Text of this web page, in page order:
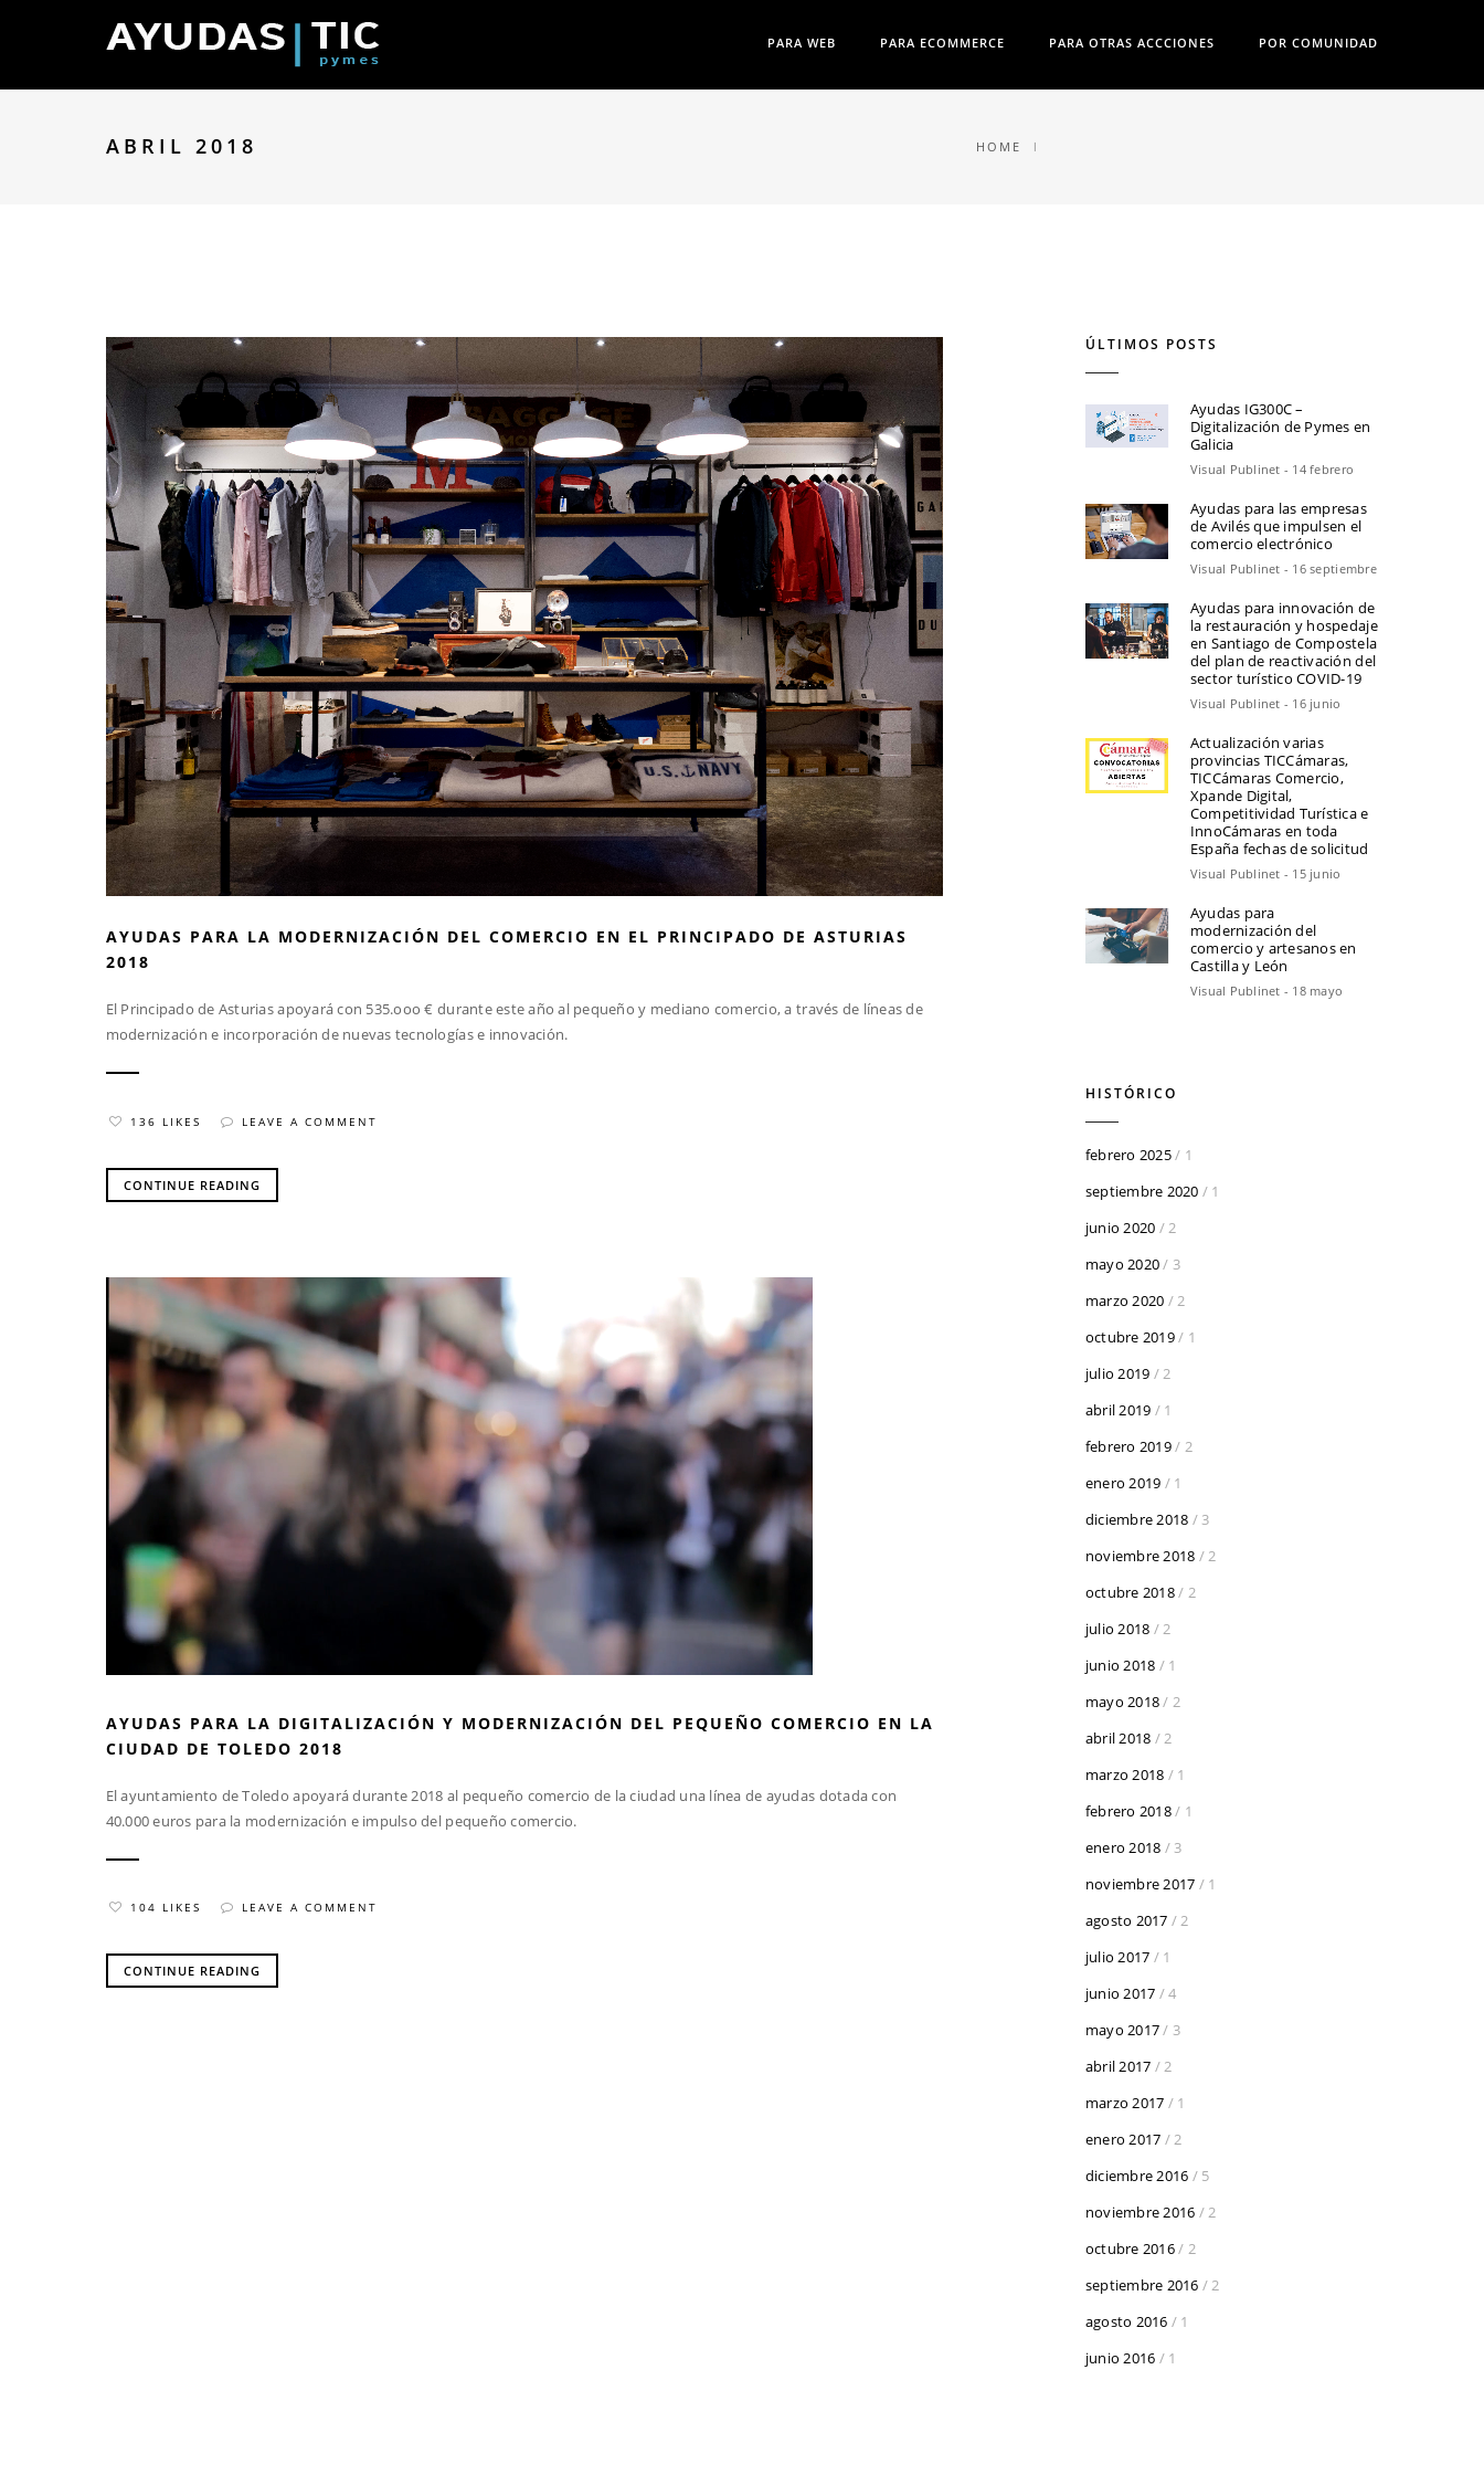
PARA WEB PARA ECOMMERCE PARA OTRAS ACCCIONES POR COMUNIDAD
ABRIL 2018 HOME
AYUDAS PARA LA MODERNIZACIÓN DEL COMERCIO EN EL PRINCIPADO DE ASTURIAS
2018
El Principado de Asturias apoyará con 535.ooo € durante este año al pequeño y mediano comercio, a través de líneas de
modernización e incorporación de nuevas tecnologías e innovación.
136 LIKES LEAVE A COMMENT
CONTINUE READING
AYUDAS PARA LA DIGITALIZACIÓN Y MODERNIZACIÓN DEL PEQUEÑO COMERCIO EN LA
CIUDAD DE TOLEDO 2018
El ayuntamiento de Toledo apoyará durante 2018 al pequeño comercio de la ciudad una línea de ayudas dotada con
40.000 euros para la modernización e impulso del pequeño comercio.
104 LIKES LEAVE A COMMENT
CONTINUE READING
ÚLTIMOS POSTS
Ayudas IG300C –
Digitalización de Pymes en
Galicia
Visual Publinet - 14 febrero
Ayudas para las empresas
de Avilés que impulsen el
comercio electrónico
Visual Publinet - 16 septiembre
Ayudas para innovación de
la restauración y hospedaje
en Santiago de Compostela
del plan de reactivación del
sector turístico COVID-19
Visual Publinet - 16 junio
Actualización varias
provincias TICCámaras,
TICCámaras Comercio,
Xpande Digital,
Competitividad Turística e
InnoCámaras en toda
España fechas de solicitud
Visual Publinet - 15 junio
Ayudas para
modernización del
comercio y artesanos en
Castilla y León
Visual Publinet - 18 mayo
HISTÓRICO
febrero 2025/ 1
septiembre 2020 / 1
junio 2020 / 2
mayo 2020/ 3
marzo 2020 / 2
octubre 2019/ 1
julio 2019 / 2
abril 2019 / 1
febrero 2019/ 2
enero 2019 / 1
diciembre 2018 / 3
noviembre 2018 / 2
octubre 2018/ 2
julio 2018 / 2
junio 2018 / 1
mayo 2018/ 2
abril 2018 / 2
marzo 2018 / 1
febrero 2018/ 1
enero 2018 / 3
noviembre 2017 / 1
agosto 2017 / 2
julio 2017 / 1
junio 2017 / 4
mayo 2017/ 3
abril 2017 / 2
marzo 2017 / 1
enero 2017 / 2
diciembre 2016 / 5
noviembre 2016 / 2
octubre 2016/ 2
septiembre 2016 / 2
agosto 2016 / 1
junio 2016 / 1